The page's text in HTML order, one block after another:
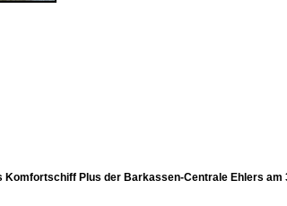
Komfortschiff Plus der Barkassen-Centrale Ehlers